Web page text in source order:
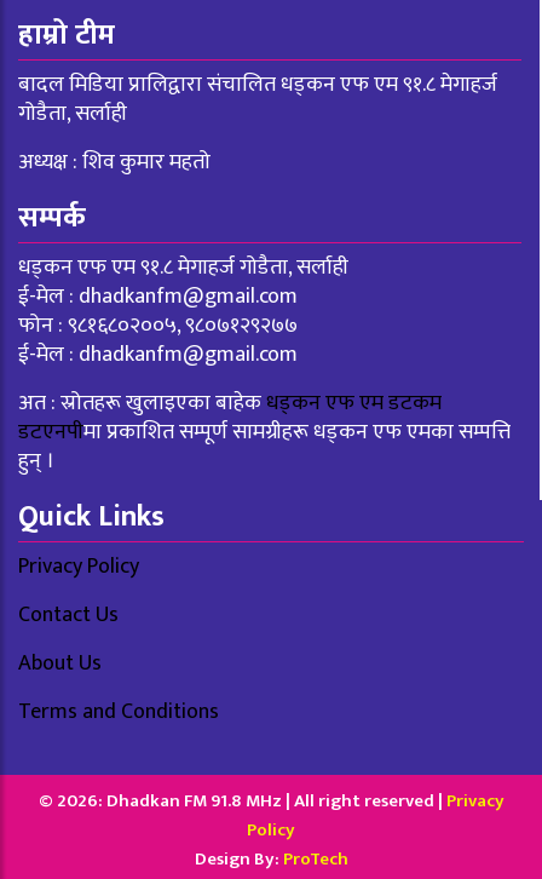
हाम्रो टीम
बादल मिडिया प्रालिद्वारा संचालित धड्कन एफ एम ९१.८ मेगाहर्ज
गोडैता, सर्लाही
अध्यक्ष : शिव कुमार महतो
सम्पर्क
धड्कन एफ एम ९१.८ मेगाहर्ज गोडैता, सर्लाही
ई-मेल : dhadkanfm@gmail.com
फोन : ९८१६८०२००५, ९८०७१२९२७७
ई-मेल : dhadkanfm@gmail.com
अत : स्रोतहरू खुलाइएका बाहेकधड्कन एफ एम डटकम
डटएनपीमा प्रकाशित सम्पूर्ण सामग्रीहरू धड्कन एफ एमका सम्पत्ति
हुन् ।
Quick Links
Privacy Policy
Contact Us
About Us
Terms and Conditions
© 2026: Dhadkan FM 91.8 MHz | All right reserved | Privacy
Policy
Design By: ProTech